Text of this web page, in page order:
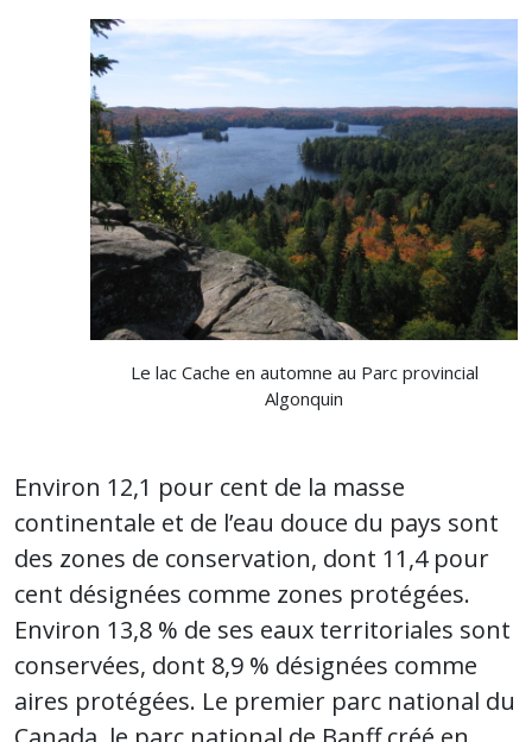
Le lac Cache en automne au Parc provincial
Algonquin
Environ 12,1 pour cent de la masse
continentale et de l’eau douce du pays sont
des zones de conservation, dont 11,4 pour
cent désignées comme zones protégées.
Environ 13,8 % de ses eaux territoriales sont
conservées, dont 8,9 % désignées comme
aires protégées. Le premier parc national du